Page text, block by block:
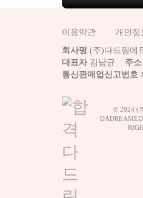
이용약관 개인정
회사명 (주)다드림에
대표자 김남균 주소
통신판매업신고번호
© 2024 (